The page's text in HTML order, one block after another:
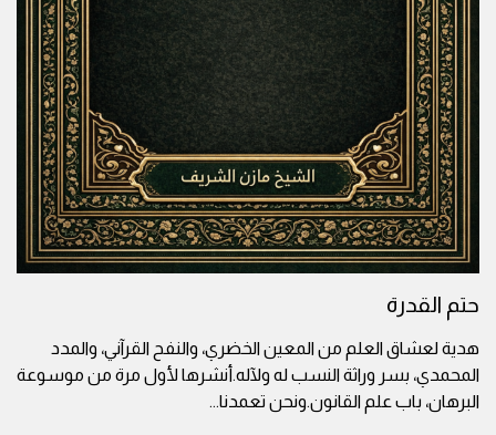
حتم القدرة
هدية لعشاق العلم من المعين الخضري، والنفح القرآني، والمدد
المحمدي، بسر وراثة النسب له ولآله.أنشرها لأول مرة من موسوعة
البرهان، باب علم القانون.ونحن تعمدنا...